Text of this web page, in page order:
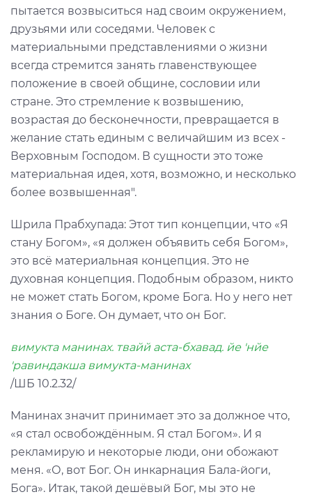
пытается возвыситься над своим окружением,
друзьями или соседями. Человек с
материальными представлениями о жизни
всегда стремится занять главенствующее
положение в своей общине, сословии или
стране. Это стремление к возвышению,
возрастая до бесконечности, превращается в
желание стать единым с величайшим из всех -
Верховным Господом. В сущности это тоже
материальная идея, хотя, возможно, и несколько
более возвышенная".
Шрила Прабхупада: Этот тип концепции, что «Я
стану Богом», «я должен объявить себя Богом»,
это всё материальная концепция. Это не
духовная концепция. Подобным образом, никто
не может стать Богом, кроме Бога. Но у него нет
знания о Боге. Он думает, что он Бог.
вимукта манинах. твайй аста-бхавад. йе 'нйе
'равиндакша вимукта-манинах
/ШБ 10.2.32/
Манинах значит принимает это за должное что,
«я стал освобождённым. Я стал Богом». И я
рекламирую и некоторые люди, они обожают
меня. «О, вот Бог. Он инкарнация Бала-йоги,
Бога». Итак, такой дешёвый Бог, мы это не